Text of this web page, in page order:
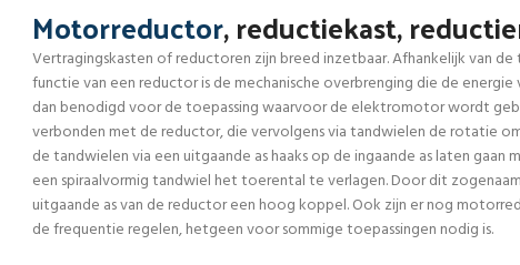
Motorreductor, reductiekast,
Vertragingskasten of reductoren zijn breed inzetbaar. Afhankelijk van
functie van een reductor is de mechanische overbrenging die de
dan benodigd voor de toepassing waarvoor de elektromotor wordt
verbonden met de reductor, die vervolgens via tandwielen de rotatie
de tandwielen via een uitgaande as haaks op de ingaande as laten
een spiraalvormig tandwiel het toerental te verlagen. Door dit
uitgaande as van de reductor een hoog koppel. Ook zijn er nog
de frequentie regelen, hetgeen voor sommige toepassingen nodig is.